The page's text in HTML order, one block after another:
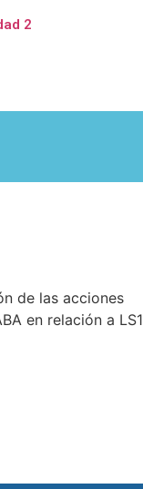
2
de las acciones
en relación a LS1